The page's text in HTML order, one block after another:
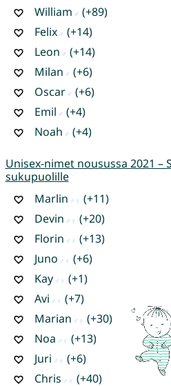
William
(+89)
Felix
(+14)
Leon
(+14)
Milan
(+6)
Oscar
(+6)
Emil
(+4)
Noah
(+4)
Unisex-nimet nousussa 2021 –
sukupuolille
Marlin
(+11)
Devin
(+20)
Florin
(+13)
Juno
(+6)
Kay
(+1)
Avi
(+7)
Marian
(+30)
Noa
(+13)
Juri
(+6)
Chris
(+40)